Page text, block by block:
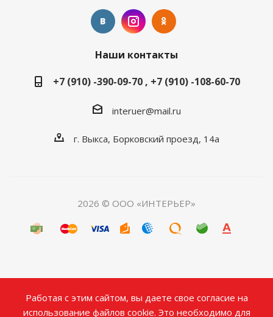
Наши контакты
+7 (910) -390-09-70 , +7 (910) -108-60-70
interuer@mail.ru
г. Выкса, Борковский проезд, 14а
2026 © ООО «ИНТЕРЬЕР»
Работая с этим сайтом, вы даете свое согласие на
использование файлов cookie. Это необходимо для